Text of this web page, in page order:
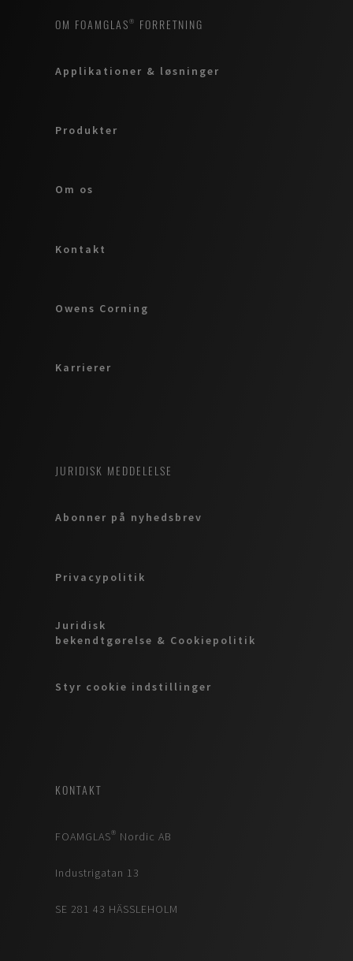
OM FOAMGLAS® FORRETNING
Applikationer & løsninger
Produkter
Om os
Kontakt
Owens Corning
Karrierer
JURIDISK MEDDELELSE
Abonner på nyhedsbrev
Privacypolitik
Juridisk
bekendtgørelse & Cookiepolitik
Styr cookie indstillinger
KONTAKT
FOAMGLAS® Nordic AB
Industrigatan 13
SE 281 43 HÄSSLEHOLM